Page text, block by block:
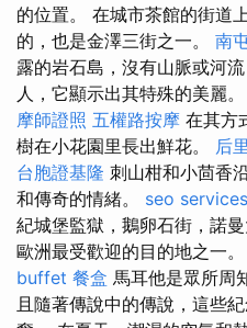
的位置。 在城市茶館的街道
的，也是金澤三街之一。 南
露的岩石島，沒有山脈或河
人，它顯示出其特殊的美麗。
摩師證照 五權路按摩 在其方
樹在小花園里長出鮮花。 后
台胞證基隆 刺山柑和小茴香
和傳奇的情緒。 seo services
紀城堡監獄，鵝卵石街，諾
歐洲最受歡迎的目的地之一。
buffet 餐盒 馬耳他是眾所周
且隨著傳說中的傳說，這些